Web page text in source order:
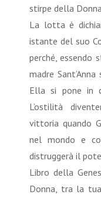
stirpe della
La lotta è
istante del suo
perché, essendo
madre
Ella si pone in
L’ostilità
vittoria quando
nel mondo e
distruggerà il
Libro della
Donna, tra la